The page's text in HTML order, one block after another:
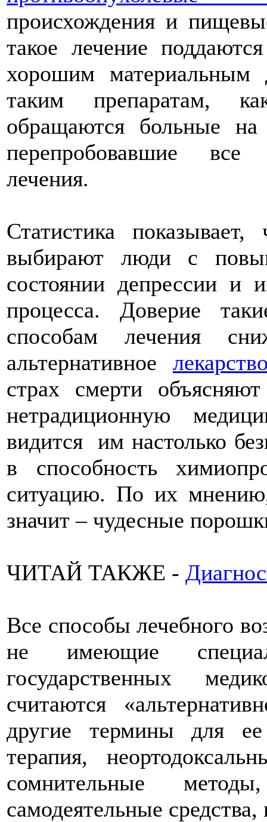
происхождения и
такое лечение
хорошим
таким препаратам,
обращаются больные на
перепробовавшие все
лечения.
Статистика
выбирают люди с
состоянии депрессии и
процесса. Доверие
способам лечения
альтернативное
страх смерти
нетрадиционную
видится им настолько
в способность
ситуацию. По их
значит – чудесные
ЧИТАЙ ТАКЖЕ -
Все способы лечебного
не имеющие
государственных
считаются
другие термины для ее
терапия,
сомнительные
самодеятельные